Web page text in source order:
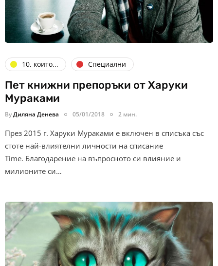
10, които... Специални
Пет книжни препоръки от Харуки
Мураками
ByДиляна Денева 05/01/2018 2 мин.
През 2015 г. Харуки Мураками е включен в списъка със
стоте най-влиятелни личности на списание
Time. Благодарение на въпросното си влияние и
милионите си…